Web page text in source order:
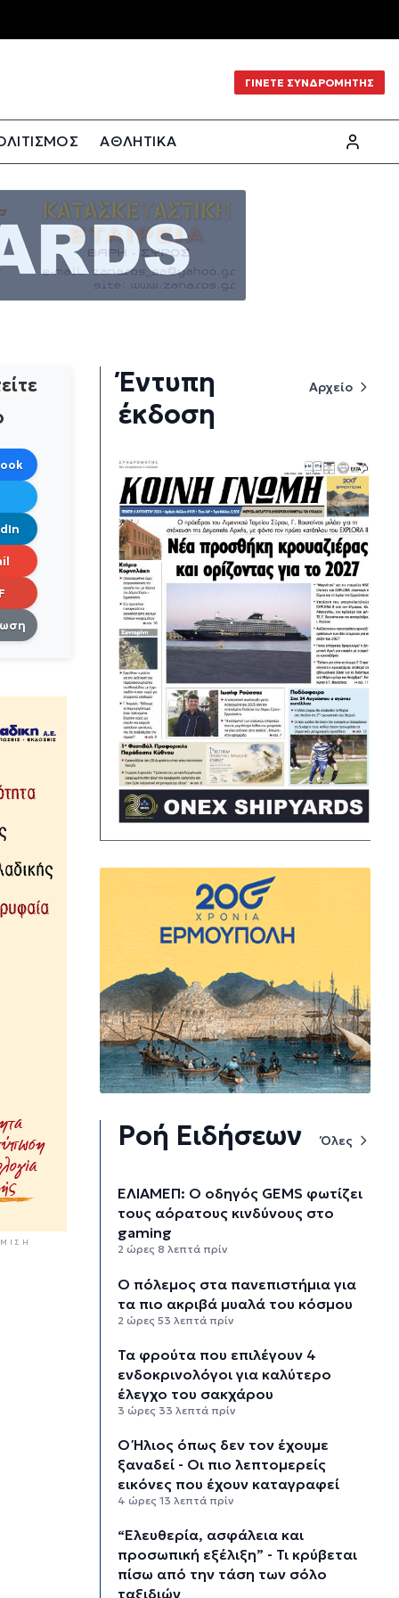
ΓΙΝΕΤΕ ΣΥΝΔΡΟΜΗΤΗΣ
ΑΘΛΗΤΙΚΑ
Έντυπη
έκδοση
Αρχείο
Ροή Ειδήσεων Όλες
ΕΛΙΑΜΕΠ: Ο οδηγός GEMS φωτίζει
τους αόρατους κινδύνους στο
gaming
2 ώρες 8 λεπτά πρίν
Ο πόλεμος στα πανεπιστήμια για
τα πιο ακριβά μυαλά του κόσμου
2 ώρες 53 λεπτά πρίν
Τα φρούτα που επιλέγουν 4
ενδοκρινολόγοι για καλύτερο
έλεγχο του σακχάρου
3 ώρες 33 λεπτά πρίν
Ο Ήλιος όπως δεν τον έχουμε
ξαναδεί - Οι πιο λεπτομερείς
εικόνες που έχουν καταγραφεί
4 ώρες 13 λεπτά πρίν
“Ελευθερία, ασφάλεια και
προσωπική εξέλιξη” - Τι κρύβεται
πίσω από την τάση των σόλο
ταξιδιών